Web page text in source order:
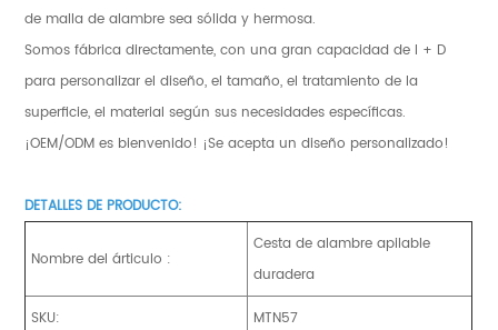
de malla de alambre sea sólida y hermosa.
Somos fábrica directamente, con una gran capacidad de I + D
para personalizar el diseño, el tamaño, el tratamiento de la
superficie, el material según sus necesidades específicas.
¡OEM/ODM es bienvenido! ¡Se acepta un diseño personalizado!
DETALLES DE PRODUCTO:
Nombre del árticulo :
Cesta de alambre apilable
duradera
SKU:
MTN57